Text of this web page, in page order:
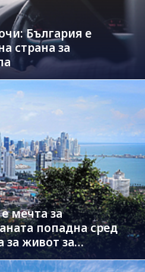
България е
страна за
мечта за
попадна сред
живот за